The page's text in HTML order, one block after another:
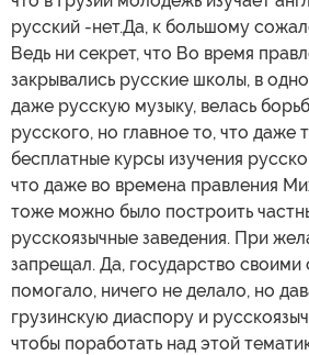
русский -нет.Да, к большому
Ведь ни секрет, что Во время
закрывались русские школы, в
даже русскую музыку, велась
русского, но главное то, что даже
бесплатные курсы изучения
что даже во времена правления
тоже можно было построить
русскоязычные заведения. При
запрещал. Да, государство своими
помогало, ничего не делало, но
грузинскую диаспору и
чтобы поработать над этой